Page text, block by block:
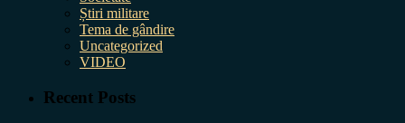
Știri militare
Tema de gândire
Uncategorized
VIDEO
Recent Posts